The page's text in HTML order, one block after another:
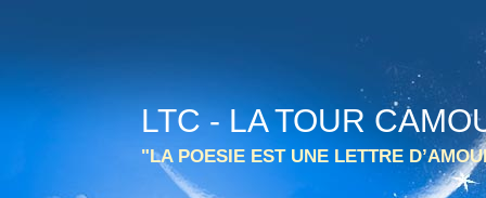
LTC - LA TOUR
"LA POESIE EST UNE LETTRE